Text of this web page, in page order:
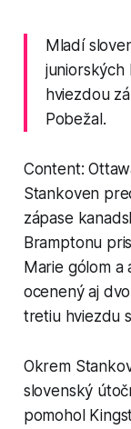
Mladí
juniorských
hviezdou
Pobežal.
Content:
Stankoven
zápase
Bramptonu
Marie gólom a
ocenený aj
tretiu hviezdu
Okrem
slovenský
pomohol